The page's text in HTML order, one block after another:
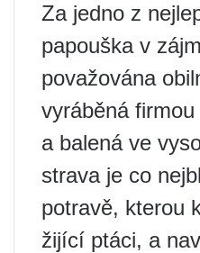
Za jedno z
papouška v
považována
vyráběná
a balená ve
strava je co
potravě, kterou
žijící ptáci, a